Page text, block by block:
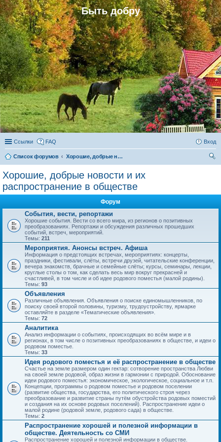
Быть добру
Ссылки FAQ Вход
Список форумов
Хорошие, добрые новости и их распространение в обществе
Хорошие, добрые новости и их
распространение в обществе
Форум
События, вести, репортажи
Хорошие события. Вести со всего мира, из регионов о позитивных
преобразованиях. Репортажи и обсуждения различных прошедших
событий, встреч, мероприятий.
Темы: 211
Мероприятия. Анонсы встреч. Афиша
Информация о предстоящих встречах, мероприятиях: концерты,
праздники, фестивали, слёты, встречи друзей, читательские конференции,
вечера знакомств, брачные и семейные слёты; курсы, семинары, лекции,
круглые столы о том, как сделать весь мир вокруг прекрасней и
счастливей, в том числе и об идее родового поместья (малой родины).
Темы: 93
Объявления
Различные объявления. Объявления о поиске единомышленников, по
поиску своей второй половины, туризму, трудоустройству, ярмарке
оставляйте в разделе «Тематические объявления».
Темы: 72
Аналитика
Анализ информации о событиях, происходящих во всём мире и в
регионах, в том числе о позитивных преобразованиях в обществе, и идеи о
родовом поместье.
Темы: 33
Идея родового поместья и её распространение в обществе
Счастье на земле размером один гектар: сотворение пространства Любви
на своей земле родовой, образ жизни в гармонии с природой. Обоснование
идеи родового поместья: экономическое, экологическое, социальное и т.п.
Концепции, программы о родовом поместье и родовом поселении
(развитие общества, государства, его политического строя через
преобразование и развитие страны путём обустройства родовых поместий
и создания на их основе родовых поселений). Распространение идеи о
малой родине (родовой земле, родового сада) в обществе.
Темы: 2
Распространение хорошей и полезной информации в
обществе. Деятельность со СМИ
Распространение хорошей и полезной информации в обществе.